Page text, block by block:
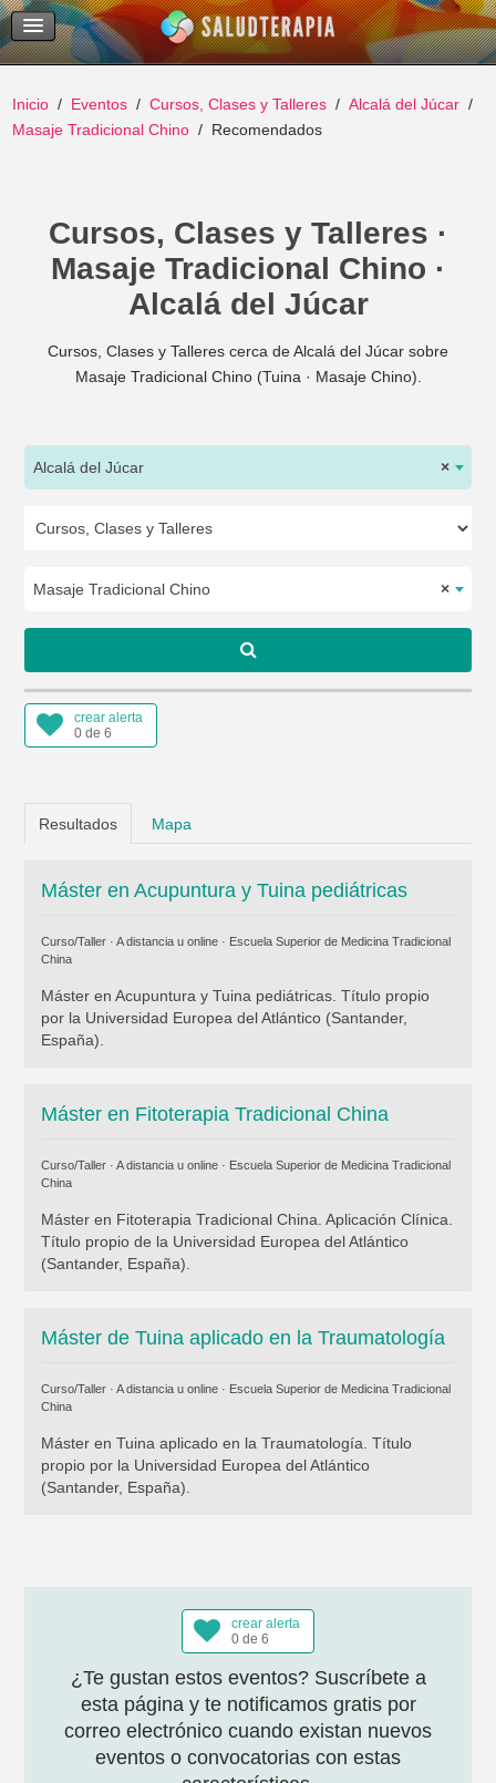
Temas Recientes
Buscar
Inicio Eventos Cursos, Clases y Talleres
Alcalá del Júcar
Masaje Tradicional Chino
Recomendados
Cursos, Clases y Talleres ·
Masaje Tradicional Chino ·
Alcalá del Júcar
Cursos, Clases y Talleres cerca de Alcalá del Júcar sobre
Masaje Tradicional Chino (Tuina · Masaje Chino).
×
Alcalá del Júcar
×
Masaje Tradicional Chino
crear alerta
0 de 6
Resultados Mapa
Máster en Acupuntura y Tuina pediátricas
Curso/Taller · A distancia u online · Escuela Superior de Medicina Tradicional
China
Máster en Acupuntura y Tuina pediátricas. Título propio
por la Universidad Europea del Atlántico (Santander,
España).
Máster en Fitoterapia Tradicional China
Curso/Taller · A distancia u online · Escuela Superior de Medicina Tradicional
China
Máster en Fitoterapia Tradicional China. Aplicación Clínica.
Título propio de la Universidad Europea del Atlántico
(Santander, España).
Máster de Tuina aplicado en la Traumatología
Curso/Taller · A distancia u online · Escuela Superior de Medicina Tradicional
China
Máster en Tuina aplicado en la Traumatología. Título
propio por la Universidad Europea del Atlántico
(Santander, España).
crear alerta
0 de 6
¿Te gustan estos eventos? Suscríbete a
esta página y te notificamos gratis por
correo electrónico cuando existan nuevos
eventos o convocatorias con estas